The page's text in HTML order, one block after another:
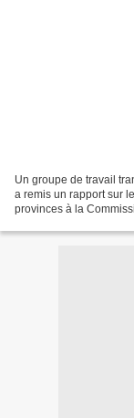
Un groupe de travail
a remis un rapport sur
provinces à la